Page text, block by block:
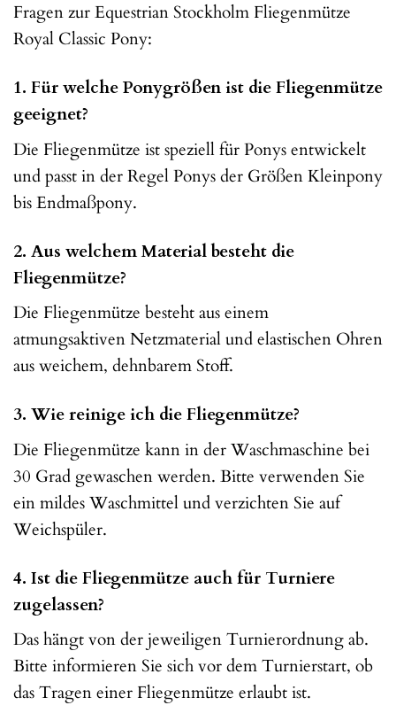
Fragen zur Equestrian Stockholm Fliegenmütze
Royal Classic Pony:
1. Für welche Ponygrößen ist die Fliegenmütze
geeignet?
Die Fliegenmütze ist speziell für Ponys entwickelt
und passt in der Regel Ponys der Größen Kleinpony
bis Endmaßpony.
2. Aus welchem Material besteht die
Fliegenmütze?
Die Fliegenmütze besteht aus einem
atmungsaktiven Netzmaterial und elastischen Ohren
aus weichem, dehnbarem Stoff.
3. Wie reinige ich die Fliegenmütze?
Die Fliegenmütze kann in der Waschmaschine bei
30 Grad gewaschen werden. Bitte verwenden Sie
ein mildes Waschmittel und verzichten Sie auf
Weichspüler.
4. Ist die Fliegenmütze auch für Turniere
zugelassen?
Das hängt von der jeweiligen Turnierordnung ab.
Bitte informieren Sie sich vor dem Turnierstart, ob
das Tragen einer Fliegenmütze erlaubt ist.